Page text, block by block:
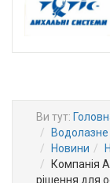
Ви тут:
Водолазне
Новини
Компанія
рішення для